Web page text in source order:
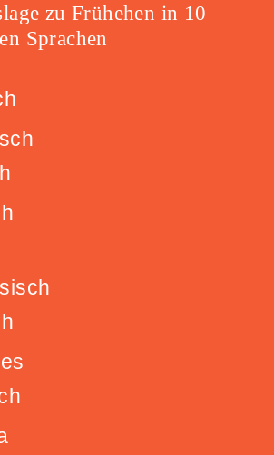
zu Frühehen in 10
Sprachen